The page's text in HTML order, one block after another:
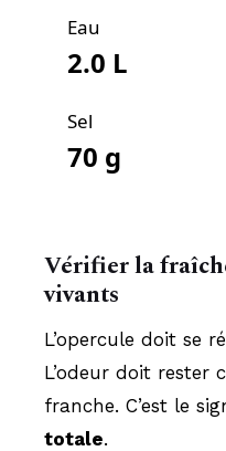
Eau
2.0 L
Sel
70 g
Vérifier la
vivants
L’opercule doit se
L’odeur doit rester
franche. C’est le
totale.